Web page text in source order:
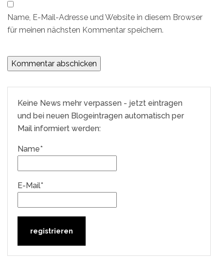
Name, E-Mail-Adresse und Website in diesem Browser
für meinen nächsten Kommentar speichern.
Keine News mehr verpassen - jetzt eintragen
und bei neuen Blogeintragen automatisch per
Mail informiert werden:
Name*
E-Mail*